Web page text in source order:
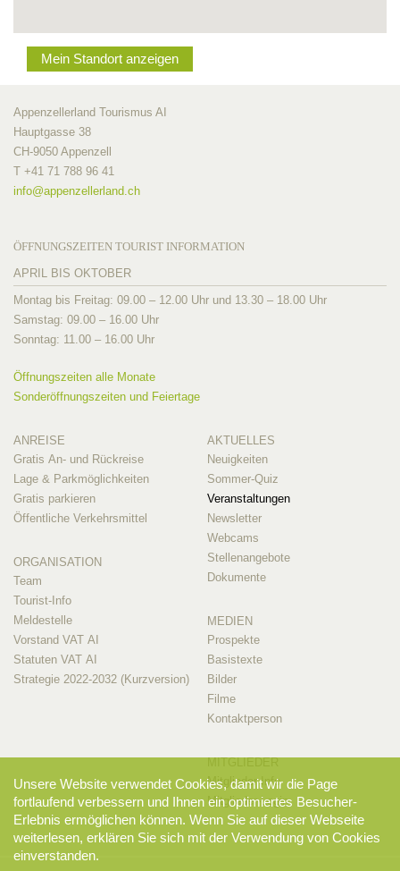
Mein Standort anzeigen
Appenzellerland Tourismus AI
Hauptgasse 38
CH-9050 Appenzell
T +41 71 788 96 41
info@appenzellerland.ch
ÖFFNUNGSZEITEN TOURIST INFORMATION
APRIL BIS OKTOBER
Montag bis Freitag: 09.00 – 12.00 Uhr und 13.30 – 18.00 Uhr
Samstag: 09.00 – 16.00 Uhr
Sonntag: 11.00 – 16.00 Uhr
Öffnungszeiten alle Monate
Sonderöffnungszeiten und Feiertage
ANREISE
Gratis An- und Rückreise
Lage & Parkmöglichkeiten
Gratis parkieren
Öffentliche Verkehrsmittel
ORGANISATION
Team
Tourist-Info
Meldestelle
Vorstand VAT AI
Statuten VAT AI
Strategie 2022-2032 (Kurzversion)
AKTUELLES
Neuigkeiten
Sommer-Quiz
Veranstaltungen
Newsletter
Webcams
Stellenangebote
Dokumente
MEDIEN
Prospekte
Basistexte
Bilder
Filme
Kontaktperson
Mitglieder-Info
Mitglieder-Login
Unsere Website verwendet Cookies, damit wir die Page
fortlaufend verbessern und Ihnen ein optimiertes Besucher-
Erlebnis ermöglichen können. Wenn Sie auf dieser Webseite
weiterlesen, erklären Sie sich mit der Verwendung von Cookies
einverstanden.